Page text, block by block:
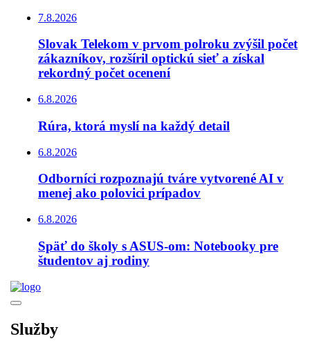
7.8.2026
Slovak Telekom v prvom polroku zvýšil počet
zákazníkov, rozšíril optickú sieť a získal
rekordný počet ocenení
6.8.2026
Rúra, ktorá myslí na každý detail
6.8.2026
Odborníci rozpoznajú tváre vytvorené AI v
menej ako polovici prípadov
6.8.2026
Späť do školy s ASUS-om: Notebooky pre
študentov aj rodiny
Služby